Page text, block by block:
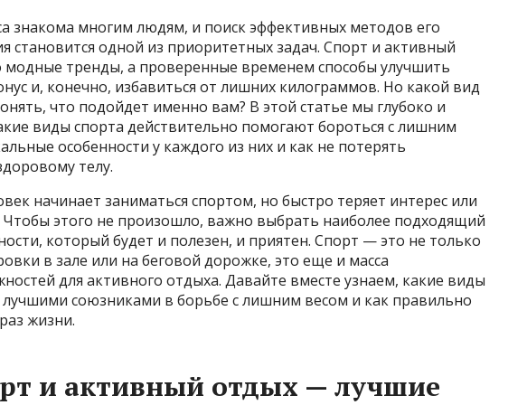
знакома многим людям, и поиск эффективных методов его
становится одной из приоритетных задач. Спорт и активный
тренды, а проверенные временем способы улучшить
и, конечно, избавиться от лишних килограммов. Но какой вид
что подойдет именно вам? В этой статье мы глубоко и
виды спорта действительно помогают бороться с лишним
особенности у каждого из них и как не потерять
телу.
начинает заниматься спортом, но быстро теряет интерес или
Чтобы этого не произошло, важно выбрать наиболее подходящий
который будет и полезен, и приятен. Спорт — это не только
в зале или на беговой дорожке, это еще и масса
для активного отдыха. Давайте вместе узнаем, какие виды
союзниками в борьбе с лишним весом и как правильно
жизни.
и активный отдых — лучшие